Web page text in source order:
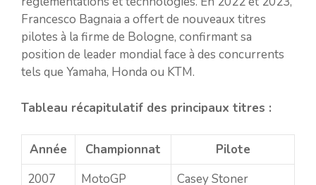
Francesco Bagnaia a offert de nouveaux titres
pilotes à la firme de Bologne, confirmant sa
position de leader mondial face à des concurrents
tels que Yamaha, Honda ou KTM.
Tableau récapitulatif des principaux titres :
Année Championnat
Pilote
2007
MotoGP
Casey Stoner